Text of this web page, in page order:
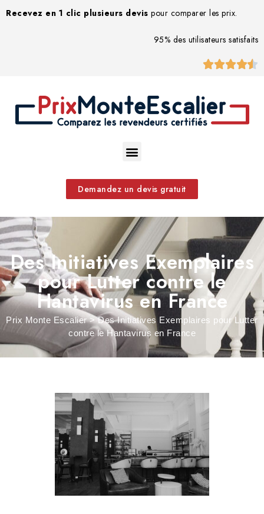
Recevez en 1 clic plusieurs devis pour comparer les prix.
95% des utilisateurs satisfaits

Demandez un devis gratuit
Des Initiatives Exemplaires
pour Lutter contre le
Hantavirus en France
Prix Monte Escalier>Des Initiatives Exemplaires pour Lutter
contre le Hantavirus en France